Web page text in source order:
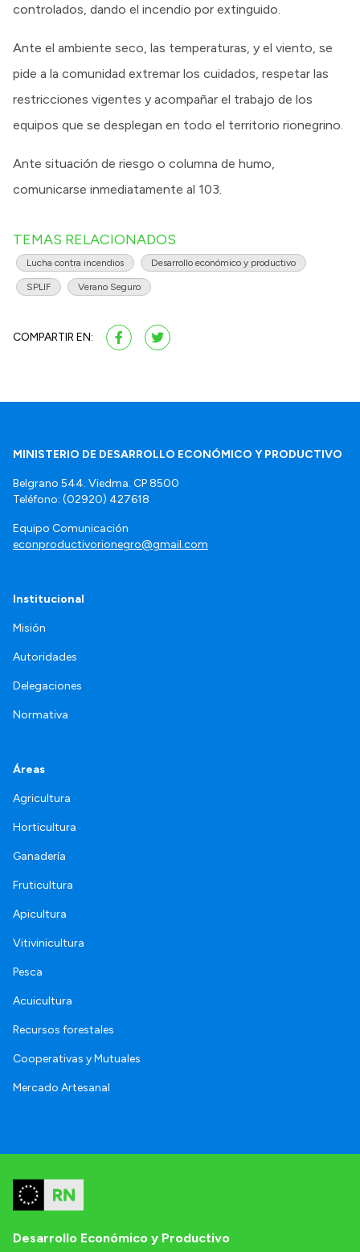
controlados, dando el incendio por extinguido.
Ante el ambiente seco, las temperaturas, y el viento, se
pide a la comunidad extremar los cuidados, respetar las
restricciones vigentes y acompañar el trabajo de los
equipos que se desplegan en todo el territorio rionegrino.
Ante situación de riesgo o columna de humo,
comunicarse inmediatamente al 103.
TEMAS RELACIONADOS
Lucha contra incendios Desarrollo económico y productivo
SPLIF Verano Seguro
COMPARTIR EN:
MINISTERIO DE DESARROLLO ECONÓMICO Y PRODUCTIVO
Belgrano 544. Viedma. CP 8500
Teléfono: (02920) 427618
Equipo Comunicación
econproductivorionegro@gmail.com
Institucional
Misión
Autoridades
Delegaciones
Normativa
Áreas
Agricultura
Horticultura
Ganadería
Fruticultura
Apicultura
Vitivinicultura
Pesca
Acuicultura
Recursos forestales
Cooperativas y Mutuales
Mercado Artesanal
Desarrollo Económico y Productivo